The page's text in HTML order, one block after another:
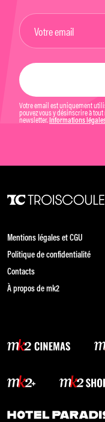
Votre email est uniquement
pouvez vous y désinscrire à
newsletter. Informations
Mentions légales et CGU
Politique de confidentialité
Contacts
À propos de mk2